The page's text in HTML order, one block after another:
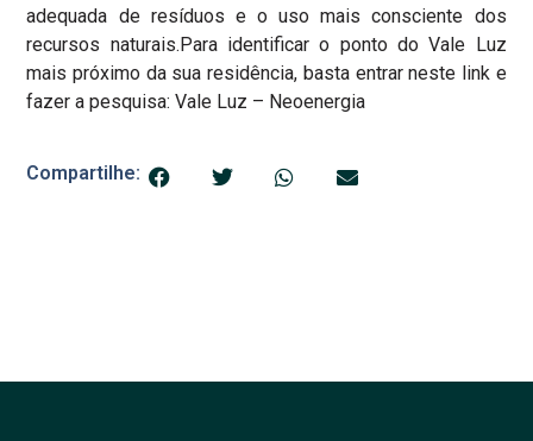
adequada de resíduos e o uso mais consciente dos
recursos naturais.Para identificar o ponto do Vale Luz
mais próximo da sua residência, basta entrar neste link e
fazer a pesquisa: Vale Luz – Neoenergia
Compartilhe: